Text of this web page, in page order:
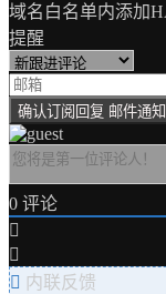
导
航
域名白名单内添加
提醒
0 评论
内联反馈